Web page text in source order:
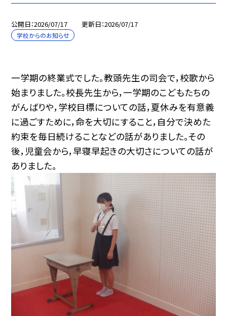
公開日 2026/07/17 更新日 2026/07/17
学校からのお知らせ
一学期の終業式でした。教頭先生の司会で，校歌から
始まりました。校長先生から，一学期のこどもたちの
がんばりや，学校目標についての話，夏休みを有意義
に過ごすために，命を大切にすること，自分で決めた
約束を毎日続けることなどの話がありました。その
後，児童会から，早寝早起きの大切さについての話が
ありました。